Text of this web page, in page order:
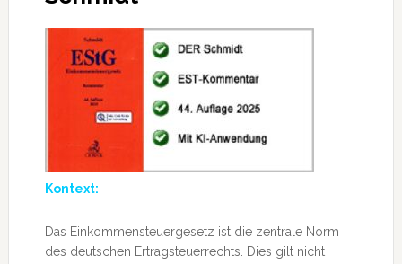
Kontext:
Das Einkommensteuergesetz ist die zentrale Norm
des deutschen Ertragsteuerrechts. Dies gilt nicht